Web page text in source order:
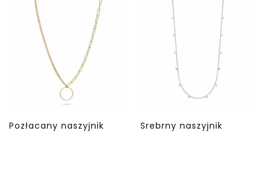
Pozłacany naszyjnik Srebrny naszyjnik